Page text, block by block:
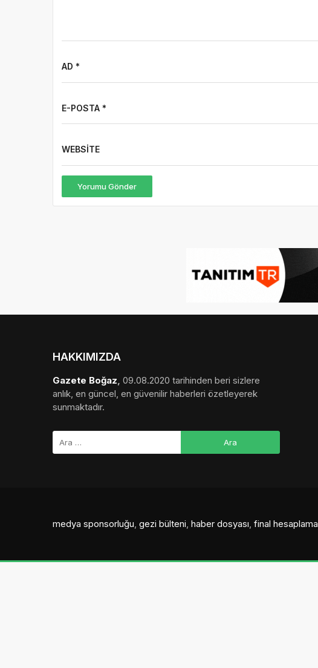
AD *
E-POSTA *
WEBSITE
Yorumu Gönder
HAKKIMIZDA
Gazete Boğaz, 09.08.2020 tarihinden beri sizlere
anlık, en güncel, en güvenilir haberleri özetleyerek
sunmaktadır.
medya sponsorluğu, gezi bülteni, haber dosyası, final hesaplama